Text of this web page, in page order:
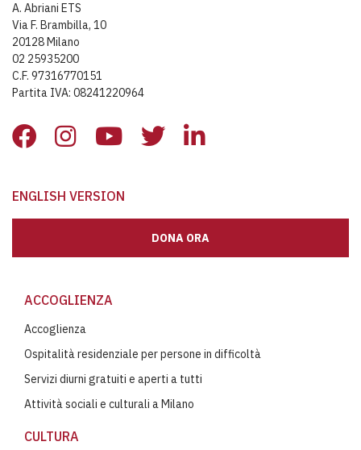
A. Abriani ETS
Via F. Brambilla, 10
20128 Milano
02 25935200
C.F. 97316770151
Partita IVA: 08241220964
ENGLISH VERSION
DONA ORA
ACCOGLIENZA
Accoglienza
Ospitalità residenziale per persone in difficoltà
Servizi diurni gratuiti e aperti a tutti
Attività sociali e culturali a Milano
CULTURA